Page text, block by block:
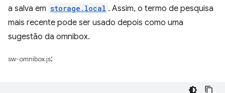
a salva em storage.local . Assim, o termo de pesquisa
mais recente pode ser usado depois como uma
sugestão da omnibox.
sw-omnibox.js: